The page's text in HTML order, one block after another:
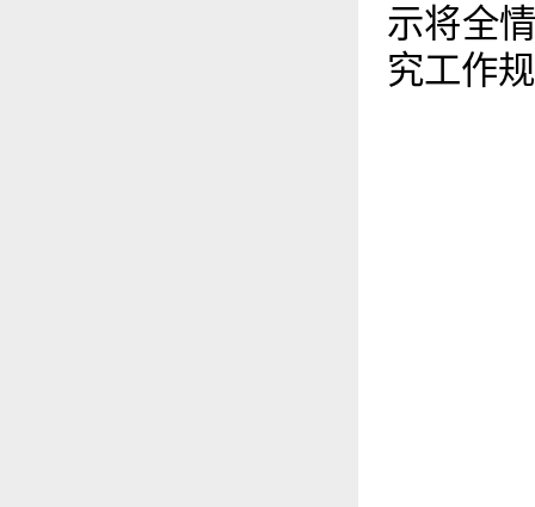
示将全
究工作